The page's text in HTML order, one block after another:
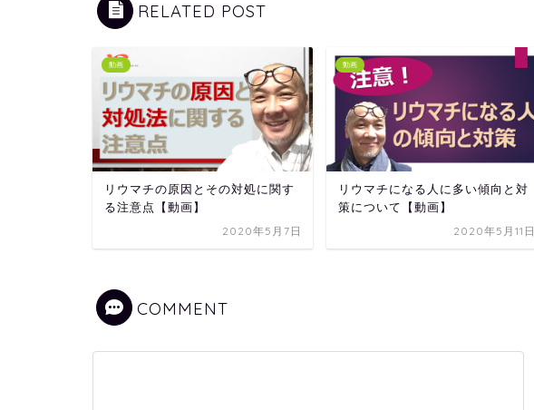
RELATED POST
動画
リウマチの原因とその対処に関す
る注意点【動画】
2020年5月7日
動画
リウマチになる人に多い傾向と対
策について【動画】
2020年5月11日
COMMENT